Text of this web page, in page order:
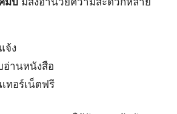
จ้ง
อ่านหนังสือ
ทอร์เน็ตฟรี